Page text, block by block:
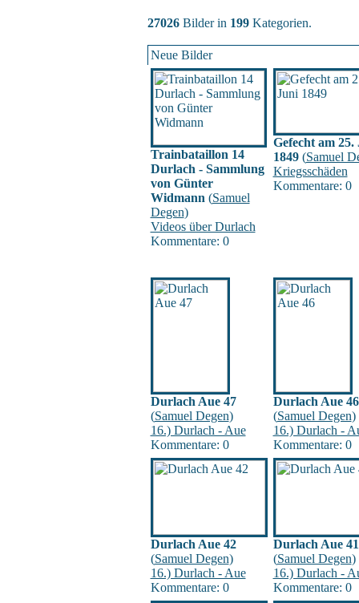
27026Bilder in 199Kategorien.
Neue Bilder
Trainbataillon 14
Durlach - Sammlung
von Günter
Widmann (Samuel
Degen)
Videos über Durlach
Kommentare: 0
Gefecht am 25.
1849(Samuel
Kriegsschäden
Kommentare: 0
Durlach Aue 47
(Samuel Degen)
16.) Durlach - Aue
Kommentare: 0
Durlach Aue 46
(Samuel Degen)
16.) Durlach -
Kommentare: 0
Durlach Aue 42
(Samuel Degen)
16.) Durlach - Aue
Kommentare: 0
Durlach Aue 41
(Samuel Degen)
16.) Durlach -
Kommentare: 0